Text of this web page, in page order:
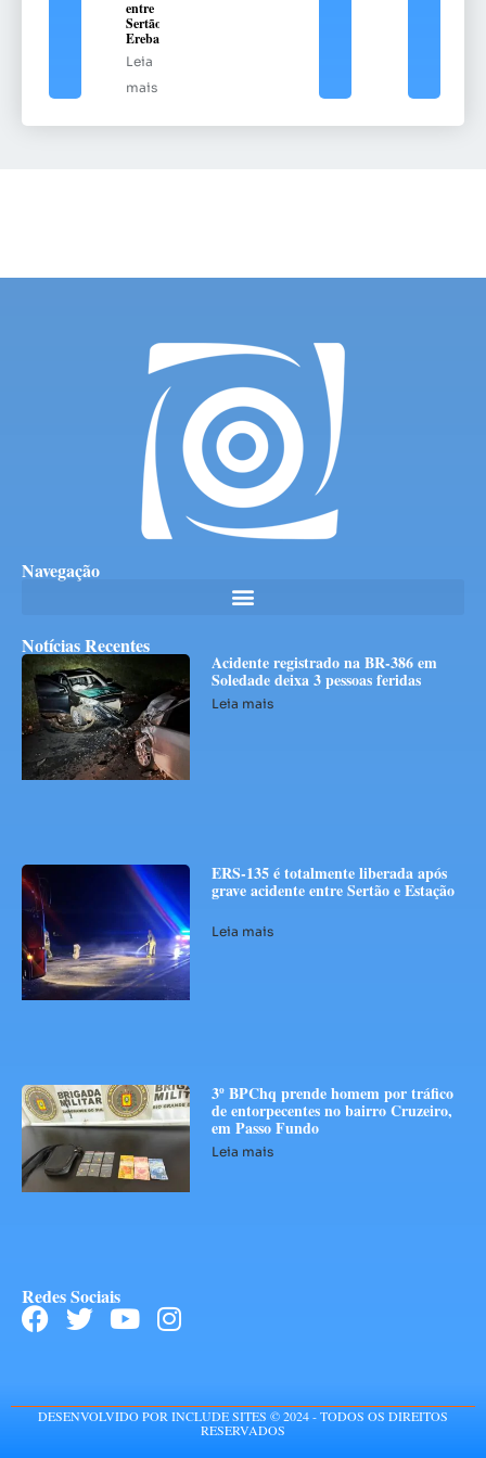
entre
Sertão e
Erebango
Leia
mais
Navegação
Notícias Recentes
Acidente registrado na BR-386 em
Soledade deixa 3 pessoas feridas
Leia mais
ERS-135 é totalmente liberada após
grave acidente entre Sertão e Estação
Leia mais
3º BPChq prende homem por tráfico
de entorpecentes no bairro Cruzeiro,
em Passo Fundo
Leia mais
Redes Sociais
DESENVOLVIDO POR INCLUDE SITES © 2024 - TODOS OS DIREITOS
RESERVADOS